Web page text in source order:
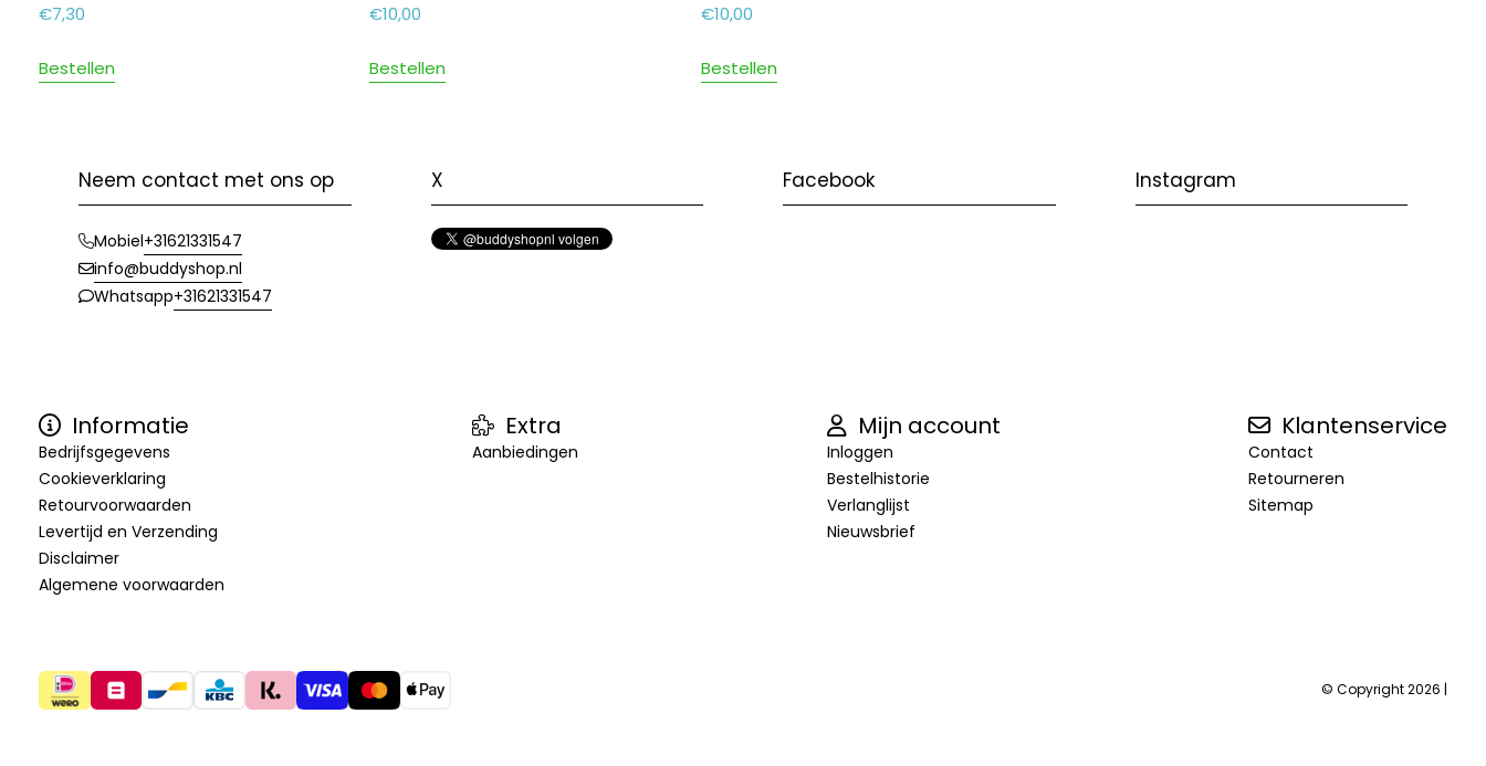
€7,30
Bestellen
€10,00
Bestellen
€10,00
Bestellen
Neem contact met ons op
Mobiel+31621331547
info@buddyshop.nl
Whatsapp+31621331547
X Facebook Instagram
Informatie
Bedrijfsgegevens
Cookieverklaring
Retourvoorwaarden
Levertijd en Verzending
Disclaimer
Algemene voorwaarden
Extra
Aanbiedingen
Mijn account
Inloggen
Bestelhistorie
Verlanglijst
Nieuwsbrief
Klantenservice
Contact
Retourneren
Sitemap
© Copyright 2026 |